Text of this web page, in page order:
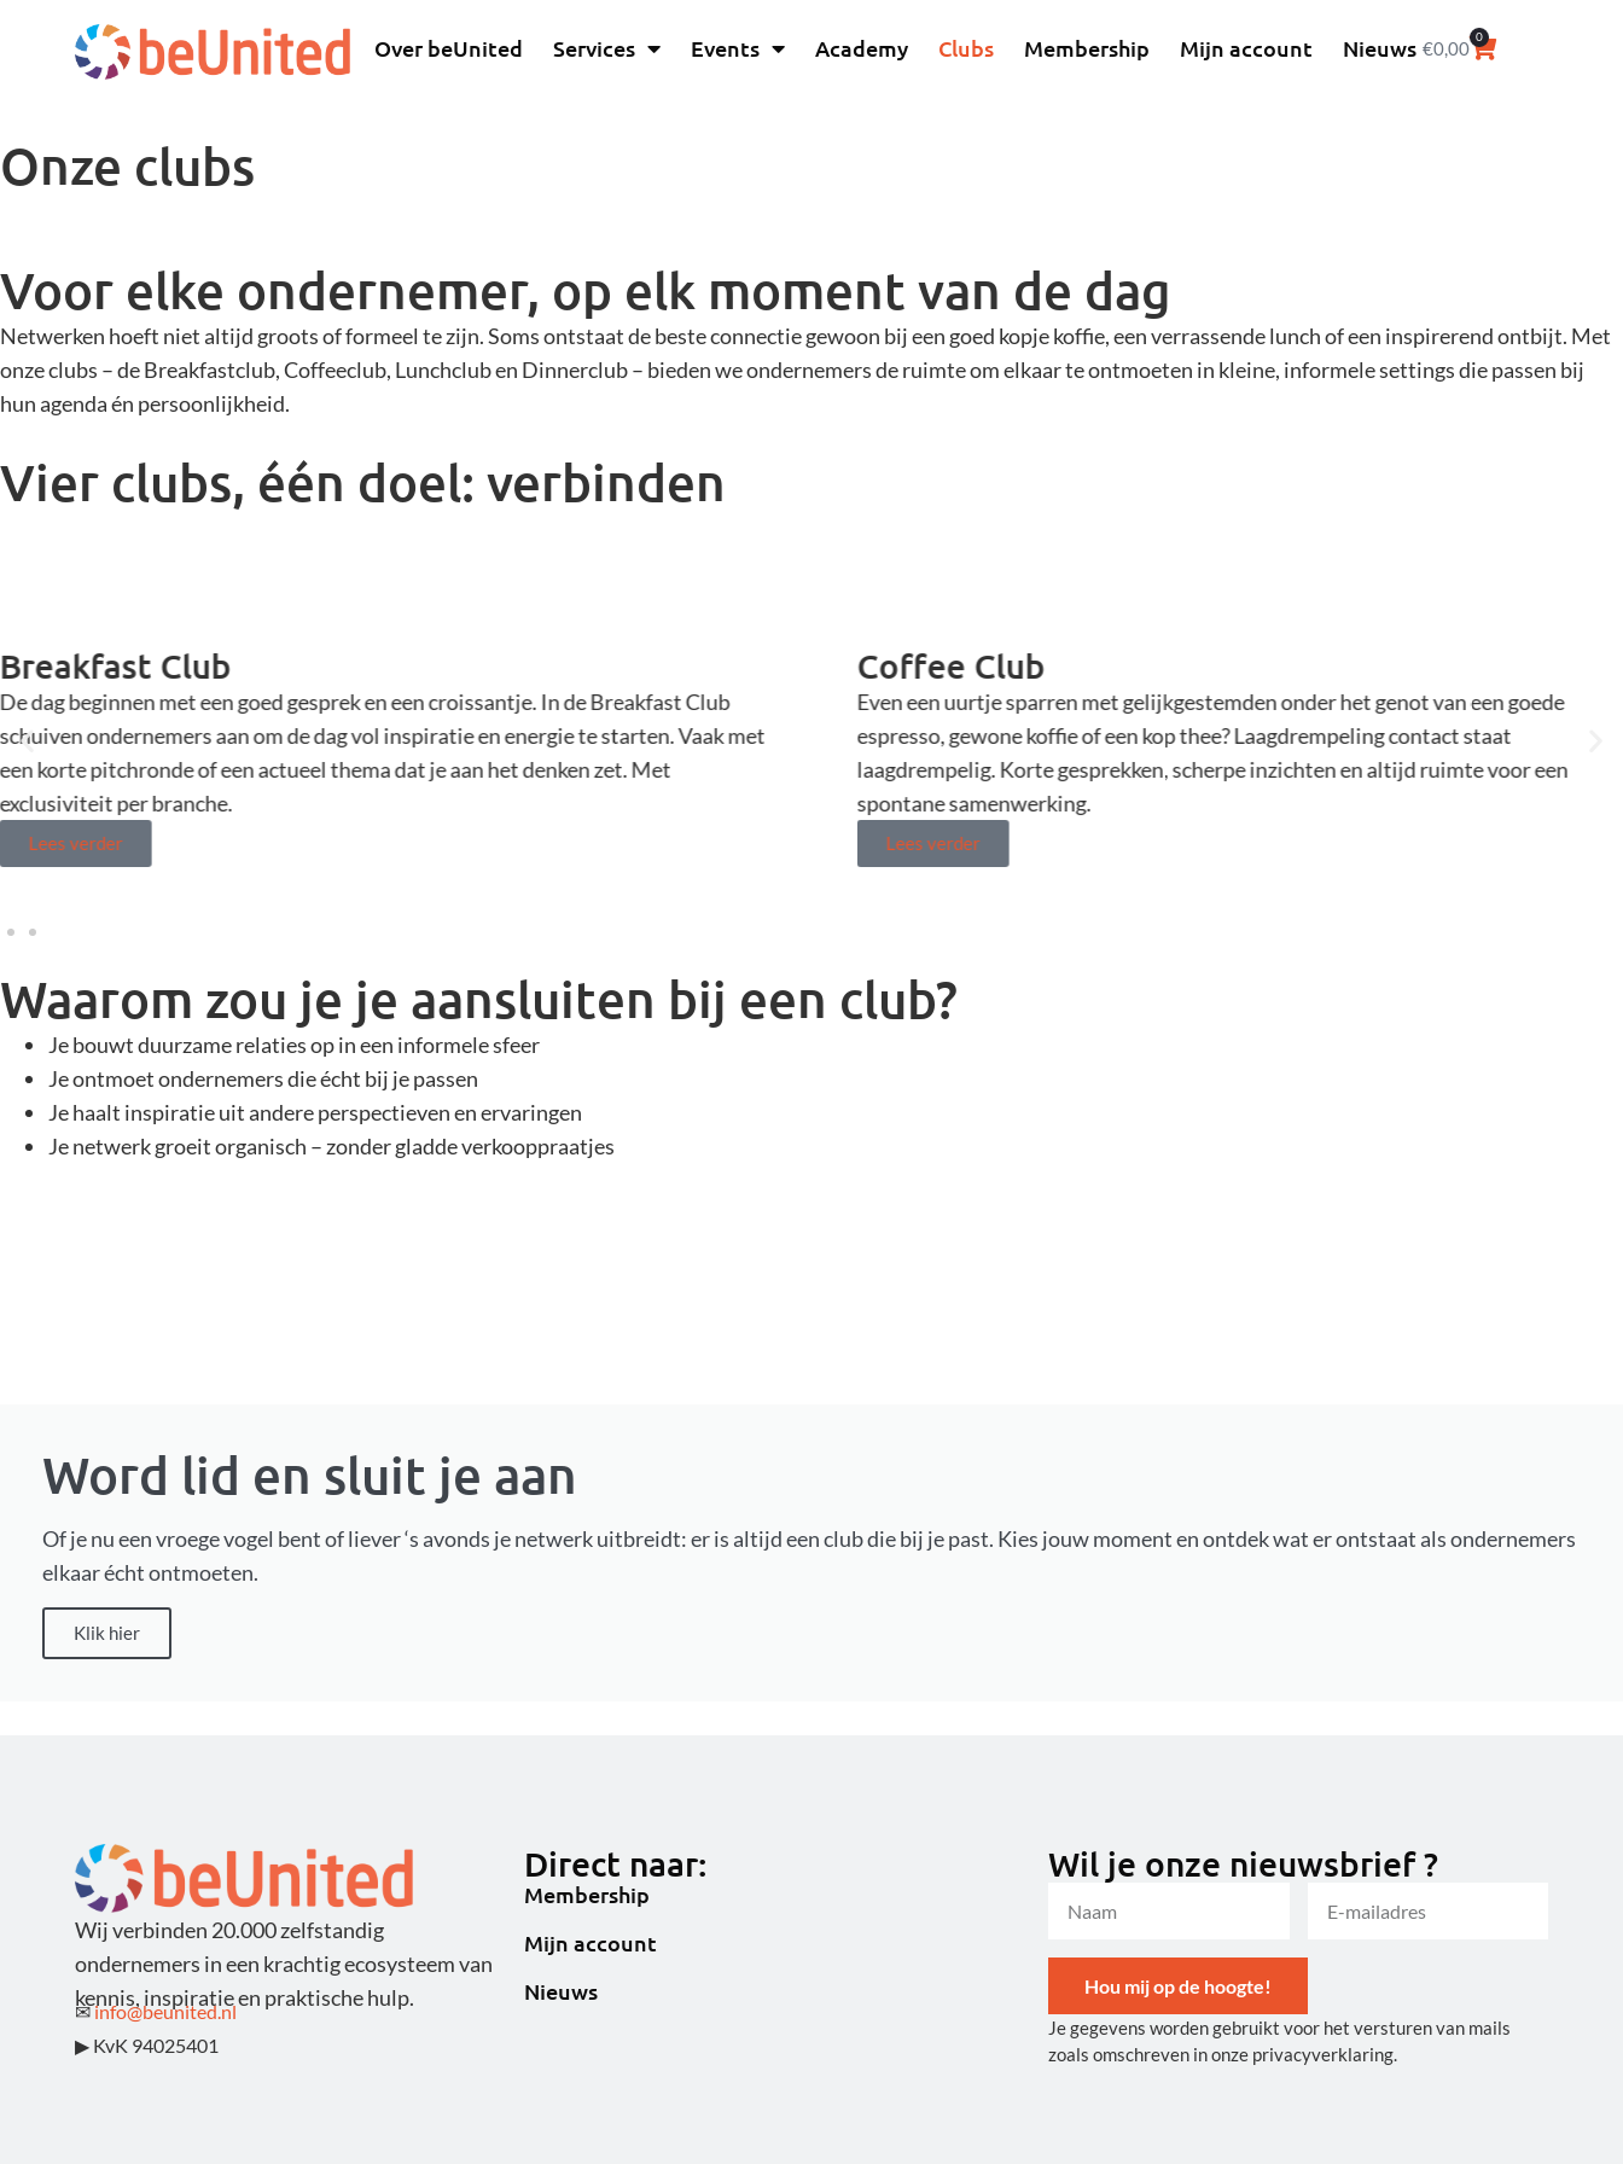
Over beUnited Services Events Academy Clubs Membership Mijn account Nieuws €0,00
0
Onze clubs
Voor elke ondernemer, op elk moment van de dag
Netwerken hoeft niet altijd groots of formeel te zijn. Soms ontstaat de beste connectie gewoon bij een goed kopje koffie, een verrassende lunch of een inspirerend ontbijt. Met
onze clubs – de Breakfastclub, Coffeeclub, Lunchclub en Dinnerclub – bieden we ondernemers de ruimte om elkaar te ontmoeten in kleine, informele settings die passen bij
hun agenda én persoonlijkheid.
Vier clubs, één doel: verbinden
Breakfast Club
De dag beginnen met een goed gesprek en een croissantje. In de Breakfast Club
schuiven ondernemers aan om de dag vol inspiratie en energie te starten. Vaak met
een korte pitchronde of een actueel thema dat je aan het denken zet. Met
exclusiviteit per branche.
Lees verder
Coffee Club
Even een uurtje sparren met gelijkgestemden onder het genot van een goede
espresso, gewone koffie of een kop thee? Laagdrempeling contact staat
laagdrempelig. Korte gesprekken, scherpe inzichten en altijd ruimte voor een
spontane samenwerking.
Lees verder
Waarom zou je je aansluiten bij een club?
Je bouwt duurzame relaties op in een informele sfeer
Je ontmoet ondernemers die écht bij je passen
Je haalt inspiratie uit andere perspectieven en ervaringen
Je netwerk groeit organisch – zonder gladde verkooppraatjes
Word lid en sluit je aan
Of je nu een vroege vogel bent of liever ‘s avonds je netwerk uitbreidt: er is altijd een club die bij je past. Kies jouw moment en ontdek wat er ontstaat als ondernemers
elkaar écht ontmoeten.
Klik hier
Wij verbinden 20.000 zelfstandig
ondernemers in een krachtig ecosysteem van
kennis, inspiratie en praktische hulp.
✉info@beunited.nl
▶ KvK 94025401
Direct naar:
Membership
Mijn account
Nieuws
Wil je onze nieuwsbrief ?
Hou mij op de hoogte!
Alternative:
Je gegevens worden gebruikt voor het versturen van mails
zoals omschreven in onze privacyverklaring.